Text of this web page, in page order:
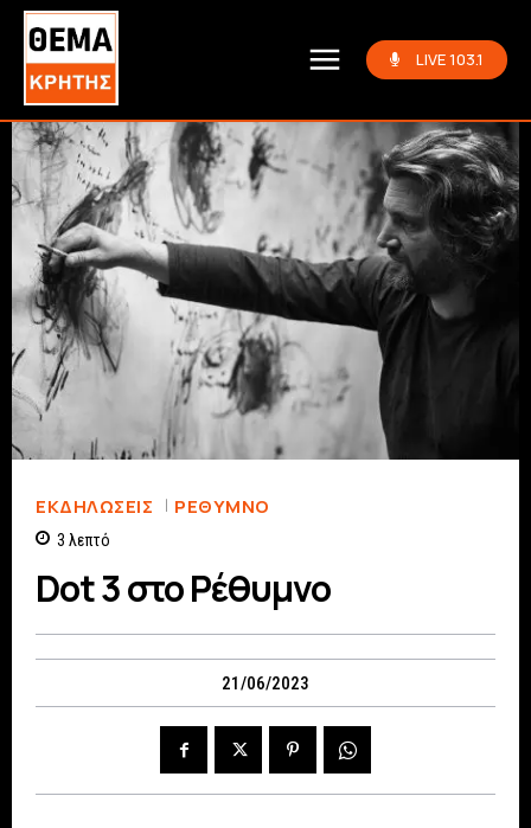
LIVE 103.1
ΕΚΔΗΛΏΣΕΙΣ ΡΈΘΥΜΝΟ
3 λεπτό
Dot 3 στο Ρέθυμνο
21/06/2023